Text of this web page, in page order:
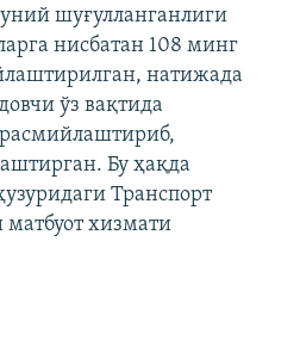
шуғулланганлиги
нисбатан 108 минг
натижада
ўз вақтида
Бу ҳақда
Транспорт
хизмати